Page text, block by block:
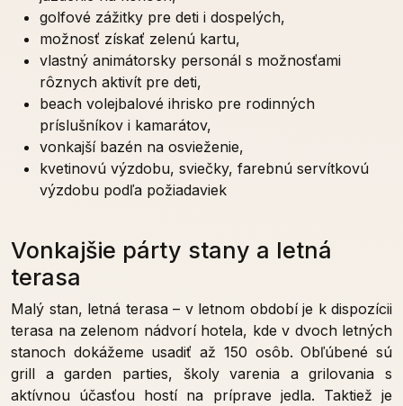
golfové zážitky pre deti i dospelých,
možnosť získať zelenú kartu,
vlastný animátorsky personál s možnosťami
rôznych aktivít pre deti,
beach volejbalové ihrisko pre rodinných
príslušníkov i kamarátov,
vonkajší bazén na osvieženie,
kvetinovú výzdobu, sviečky, farebnú servítkovú
výzdobu podľa požiadaviek
Vonkajšie párty stany a letná
terasa
Malý stan, letná terasa – v letnom období je k dispozícii
terasa na zelenom nádvorí hotela, kde v dvoch letných
stanoch dokážeme usadiť až 150 osôb. Obľúbené sú
grill a garden parties, školy varenia a grilovania s
aktívnou účasťou hostí na príprave jedla. Taktiež je